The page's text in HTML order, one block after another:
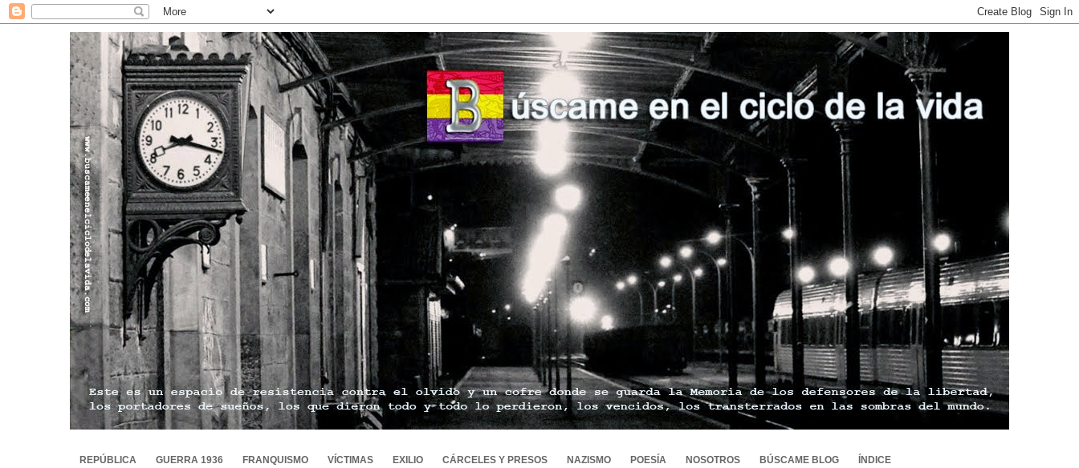
REPÚBLICA GUERRA 1936 FRANQUISMO VÍCTIMAS EXILIO CÁRCELES Y PRESOS NAZISMO POESÍA NOSOTROS BÚSCAME BLOG ÍNDICE